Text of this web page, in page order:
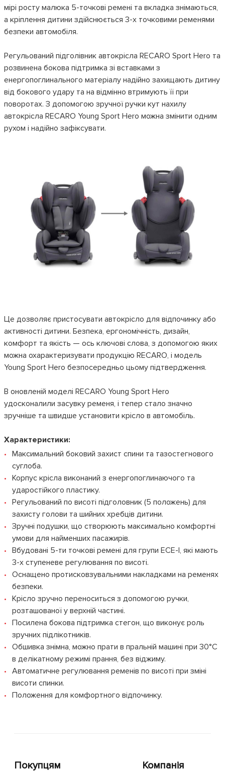
мірі росту малюка 5-точкові ремені та вкладка знімаються,
а кріплення дитини здійснюється 3-x точковими ременями
безпеки автомобіля.
Регульований підголівник автокрісла RECARO Sport Hero та
розвинена бокова підтримка зі вставками з
енергопоглинального матеріалу надійно захищають дитину
від бокового удару та на відмінно втримують її при
поворотах. З допомогою зручної ручки кут нахилу
автокрісла RECARO Young Sport Hero можна змінити одним
рухом і надійно зафіксувати.
Це дозволяє пристосувати автокрісло для відпочинку або
активності дитини. Безпека, ергономічність, дизайн,
комфорт та якість — ось ключові слова, з допомогою яких
можна охарактеризувати продукцію RECARO, і модель
Young Sport Hero безпосередньо цьому підтвердження.
В оновленій моделі RECARO Young Sport Hero
удосконалили засувку ременя, і тепер стало значно
зручніше та швидше установити крісло в автомобіль.
Характеристики:
Максимальний боковий захист спини та тазостегнового
суглоба.
Корпус крісла виконаний з енергопоглинаючого та
ударостійкого пластику.
Регульований по висоті підголовник (5 положень) для
захисту голови та шийних хребців дитини.
Зручні подушки, що створюють максимально комфортні
умови для найменших пасажирів.
Вбудовані 5-ти точкові ремені для групи ЕСЕ-I, які мають
3-х ступеневе регулювання по висоті.
Оснащено протисковзувальними накладками на ременях
безпеки.
Крісло зручно переноситься з допомогою ручки,
розташованої у верхній частині.
Посилена бокова підтримка стегон, що виконує роль
зручних підлікотників.
Обшивка знімна, можно прати в пральній машині при 30°С
в делікатному режимі прання, без віджиму.
Автоматичне регулювання ременів по висоті при зміні
висоти спинки.
Положення для комфортного відпочинку.
Покупцям Компанія